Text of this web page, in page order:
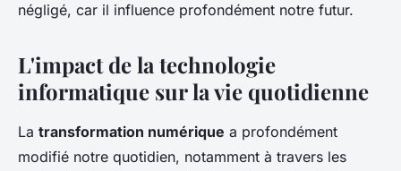
négligé, car il influence profondément notre futur.
L'impact de la technologie
informatique sur la vie quotidienne
La transformation numérique a profondément
modifié notre quotidien, notamment à travers les